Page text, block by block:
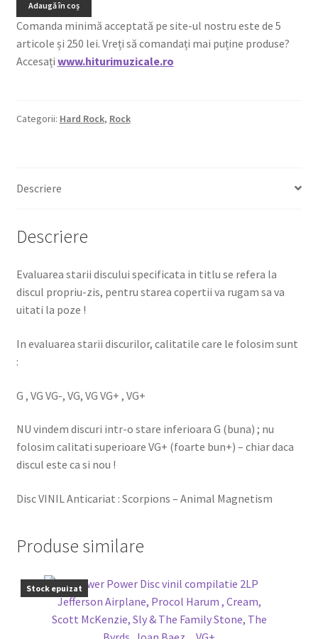
Adaugă în coș
Comanda minimă acceptată pe site-ul nostru este de 5
articole și 250 lei. Vreți să comandați mai puține produse?
Accesați www.hiturimuzicale.ro
Categorii: Hard Rock, Rock
Descriere
Descriere
Evaluarea starii discului specificata in titlu se refera la
discul propriu-zis, pentru starea copertii va rugam sa va
uitati la poze !
In evaluarea starii discurilor, calitatile care le folosim sunt
:
G , VG VG-, VG, VG VG+ , VG+
NU vindem discuri intr-o stare inferioara G (buna) ; nu
folosim calitati superioare VG+ (foarte bun+) – chiar daca
discul este ca si nou !
Disc VINIL Anticariat : Scorpions – Animal Magnetism
Produse similare
Stock epuizat